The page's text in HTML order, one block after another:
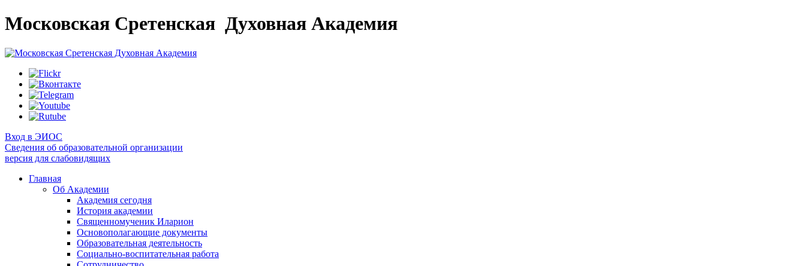
Московская Сретенская Духовная Академия
Вход в ЭИОС
Сведения об образовательной организации
версия для слабовидящих
Главная
Об Академии
Академия сегодня
История академии
Священномученик Иларион
Основополагающие документы
Образовательная деятельность
Социально-воспитательная работа